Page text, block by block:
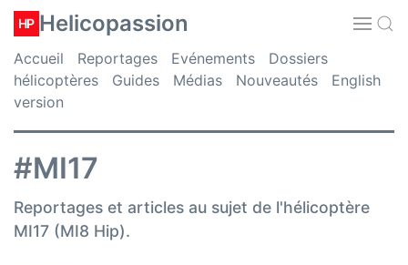
HP Helicopassion
Accueil Reportages Evénements
Dossiers
hélicoptères
Guides Médias Nouveautés
English
version
#MI17
Reportages et articles au sujet de l'hélicoptère
MI17 (MI8 Hip).